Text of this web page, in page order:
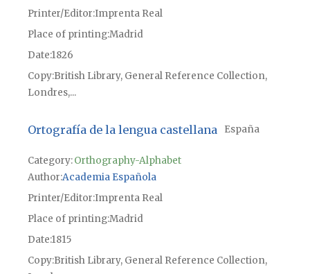
Printer/Editor Imprenta Real
Place of printingMadrid
Date1826
CopyBritish Library, General Reference Collection,
Londres,...
Ortografía de la lengua castellana España
Category:Orthography-Alphabet
Author Academia Española
Printer/Editor Imprenta Real
Place of printingMadrid
Date1815
CopyBritish Library, General Reference Collection,